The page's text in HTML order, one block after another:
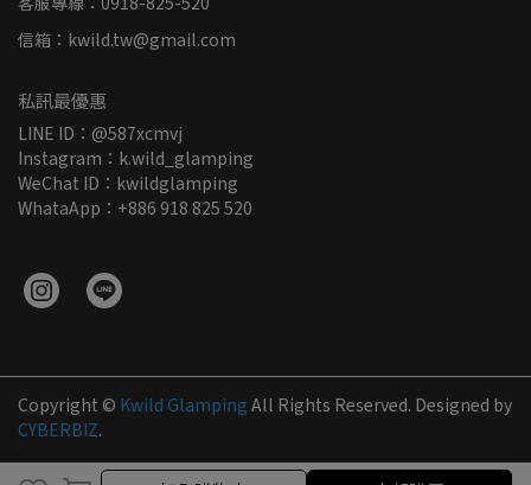
加入購物車
信箱：kwild.tw@gmail.com
私訊最優惠
LINE ID：@587xcmvj
Instagram：k.wild_glamping
WeChat ID：kwildglamping
WhataApp：+886 918 825 520
Copyright © Kwild Glamping All Rights Reserved. Designed by
CYBERBIZ.